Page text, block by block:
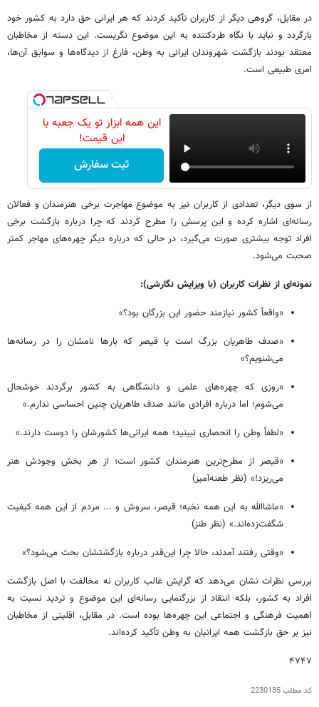
در مقابل، گروهی دیگر از کاربران تأکید کردند که هر ایرانی حق دارد به کشور خود
بازگردد و نباید با نگاه طردکننده به این موضوع نگریست. این دسته از مخاطبان
معتقد بودند بازگشت شهروندان ایرانی به وطن، فارغ از دیدگاه‌ها و سوابق آن‌ها،
امری طبیعی است.
این همه ابزار تو یک جعبه با
این قیمت!
ثبت سفارش
از سوی دیگر، تعدادی از کاربران نیز به موضوع مهاجرت برخی هنرمندان و فعالان
رسانه‌ای اشاره کرده و این پرسش را مطرح کردند که چرا درباره بازگشت برخی
افراد توجه بیشتری صورت می‌گیرد، در حالی که درباره دیگر چهره‌های مهاجر کمتر
صحبت می‌شود.
نمونه‌ای از نظرات کاربران (با ویرایش نگارشی):
«واقعاً کشور نیازمند حضور این بزرگان بود؟»
«صدف طاهریان بزرگ است یا قیصر که بارها نامشان را در رسانه‌ها
می‌شنویم؟»
«روزی که چهره‌های علمی و دانشگاهی به کشور برگردند خوشحال
می‌شوم؛ اما درباره افرادی مانند صدف طاهریان چنین احساسی ندارم.»
«لطفاً وطن را انحصاری نبینید؛ همه ایرانی‌ها کشورشان را دوست دارند.»
«قیصر از مطرح‌ترین هنرمندان کشور است؛ از هر بخش وجودش هنر
می‌ریزد!» (نظر طعنه‌آمیز)
«ماشاالله به این همه نخبه؛ قیصر، سروش و ... مردم از این همه کیفیت
شگفت‌زده‌اند.» (نظر طنز)
«وقتی رفتند آمدند، حالا چرا این‌قدر درباره بازگشتشان بحث می‌شود؟»
بررسی نظرات نشان می‌دهد که گرایش غالب کاربران نه مخالفت با اصل بازگشت
افراد به کشور، بلکه انتقاد از بزرگنمایی رسانه‌ای این موضوع و تردید نسبت به
اهمیت فرهنگی و اجتماعی این چهره‌ها بوده است. در مقابل، اقلیتی از مخاطبان
نیز بر حق بازگشت همه ایرانیان به وطن تأکید کرده‌اند.
۴۷۴۷
کد مطلب2230135